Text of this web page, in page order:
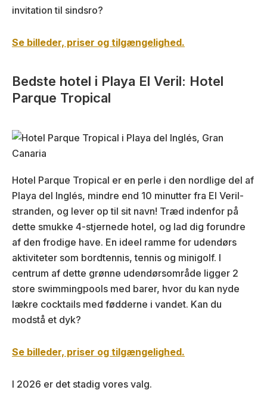
invitation til sindsro?
Se billeder, priser og tilgængelighed.
Bedste hotel i Playa El Veril: Hotel
Parque Tropical
Hotel Parque Tropical er en perle i den nordlige del af
Playa del Inglés, mindre end 10 minutter fra El Veril-
stranden, og lever op til sit navn! Træd indenfor på
dette smukke 4-stjernede hotel, og lad dig forundre
af den frodige have. En ideel ramme for udendørs
aktiviteter som bordtennis, tennis og minigolf. I
centrum af dette grønne udendørsområde ligger 2
store swimmingpools med barer, hvor du kan nyde
lækre cocktails med fødderne i vandet. Kan du
modstå et dyk?
Se billeder, priser og tilgængelighed.
I 2026 er det stadig vores valg.